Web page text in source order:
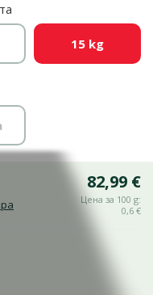
15 kg
82,99 €
Цена за 100 g:
0,6 €